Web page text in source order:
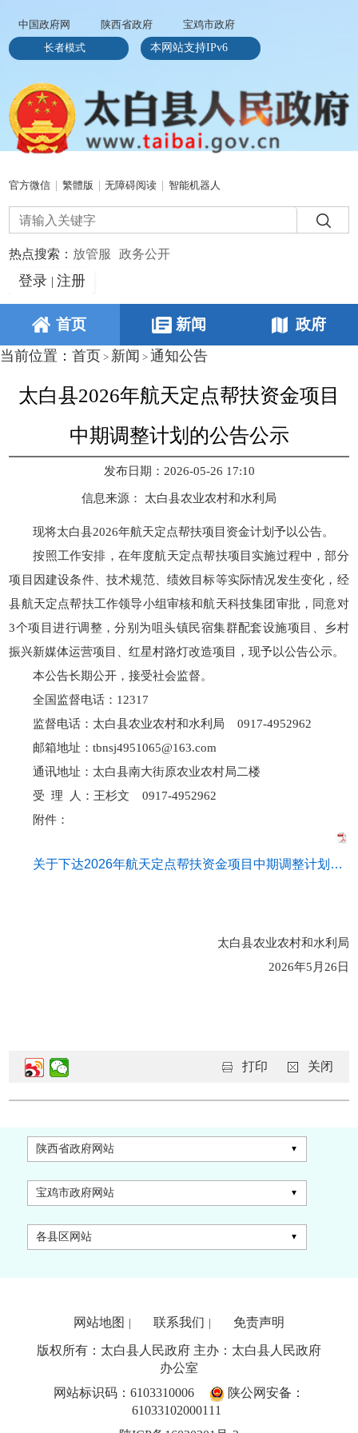
中国政府网 陕西省政府
宝鸡市政府
长者模式
本网站支持IPv6
官方微信 繁體版 无障碍阅读 智能机器人
热点搜索： 放管服 政务公开
登录 注册
首页 新闻 政府
当前位置： 首页 > 新闻 > 通知公告
太白县2026年航天定点帮扶资金项目
中期调整计划的公告公示
发布日期：2026-05-26 17:10
信息来源： 太白县农业农村和水利局
现将太白县2026年航天定点帮扶项目资金计划予以公告。
按照工作安排，在年度航天定点帮扶项目实施过程中，部分
项目因建设条件、技术规范、绩效目标等实际情况发生变化，经
县航天定点帮扶工作领导小组审核和航天科技集团审批，同意对
3个项目进行调整，分别为咀头镇民宿集群配套设施项目、乡村
振兴新媒体运营项目、红星村路灯改造项目，现予以公告公示。
本公告长期公开，接受社会监督。
全国监督电话：12317
监督电话：太白县农业农村和水利局 0917-4952962
邮箱地址：tbnsj4951065@163.com
通讯地址：太白县南大街原农业农村局二楼
受 理 人：王杉文 0917-4952962
附件：
关于下达2026年航天定点帮扶资金项目中期调整计划的通知5.20.pdf
太白县农业农村和水利局
2026年5月26日
打印 关闭
陕西省政府网站
宝鸡市政府网站
各县区网站
网站地图 联系我们 免责声明
版权所有：太白县人民政府 主办：太白县人民政府
办公室
网站标识码：6103310006
陕公网安备：
61033102000111